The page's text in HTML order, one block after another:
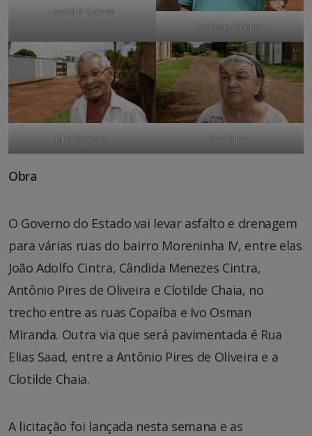
Leandra Gomes
Robson Antônio
Júlio Santana Eva Pires
Obra
O Governo do Estado vai levar asfalto e drenagem
para várias ruas do bairro Moreninha IV, entre elas
João Adolfo Cintra, Cândida Menezes Cintra,
Antônio Pires de Oliveira e Clotilde Chaia, no
trecho entre as ruas Copaíba e Ivo Osman
Miranda. Outra via que será pavimentada é Rua
Elias Saad, entre a Antônio Pires de Oliveira e a
Clotilde Chaia.
A licitação foi lançada nesta semana e as